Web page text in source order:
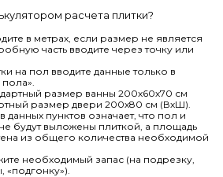
расчета плитки?
в метрах, если размер не является
часть вводите через точку или
на пол вводите данные только в
размер ванны 200х60х70 см
размер двери 200х80 см (ВхШ).
данных пунктов означает, что пол и
будут выложены плиткой, а площадь
из общего количества необходимой
необходимый запас (на подрезку,
«подгонку»).